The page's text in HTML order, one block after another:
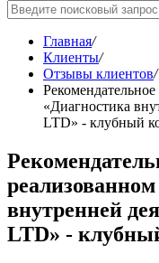
Главная/
Клиенты/
Отзывы клиентов/
«Диагностика
LTD» - клубный
внутренней
LTD» -